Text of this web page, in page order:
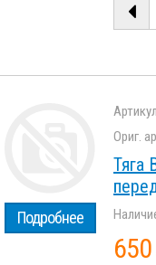
Подробнее
Тяга
650